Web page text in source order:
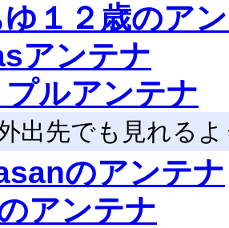
１２歳のア
アンテナ
プルアンテナ
出先でも見れる
のアンテナ
アンテナ